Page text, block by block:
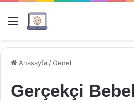
Menü
Anasayfa /Genel
Gerçekçi